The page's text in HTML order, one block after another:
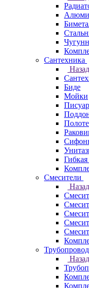
Сантехника
Назад
Биде
Мойки
Смесители
Назад
Назад